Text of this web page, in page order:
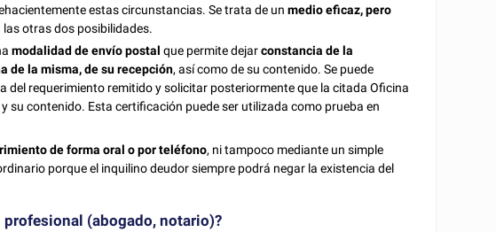
estas circunstancias. Se trata de unmedio eficaz, pero
otras dos posibilidades.
modalidad de envío postal que permite dejarconstancia de la
de la misma, de su recepción, así como de su contenido. Se puede
del requerimiento remitido y solicitar posteriormente que la citada Oficina
su contenido. Esta certificación puede ser utilizada como prueba en
de forma oral o por teléfono, ni tampoco mediante un simple
porque el inquilino deudor siempre podrá negar la existencia del
(abogado, notario)?